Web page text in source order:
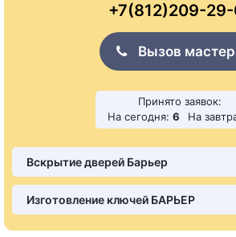
+7(812)209-29-
Вызов
Принято заявок:
На сегодня: 6 На
Вскрытие дверей Барьер
Изготовление ключей БАРЬЕР